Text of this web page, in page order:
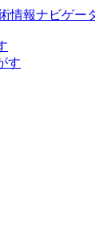
情報ナビゲー
す